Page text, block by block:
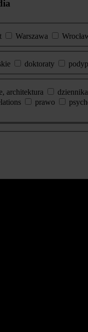
Warszawa
doktoraty
architektura
prawo